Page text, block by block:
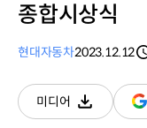
종합시상식
현대자동차2023.12.12
미디어
다운로드